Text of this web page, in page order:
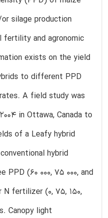
silage production
fertility and agronomic
exists on the yield
to different PPD
A field study was
in Ottawa, Canada to
of a Leafy hybrid
hybrid
PPD (60 000, 75 000, and
N fertilizer (0, 75, 150,
Canopy light